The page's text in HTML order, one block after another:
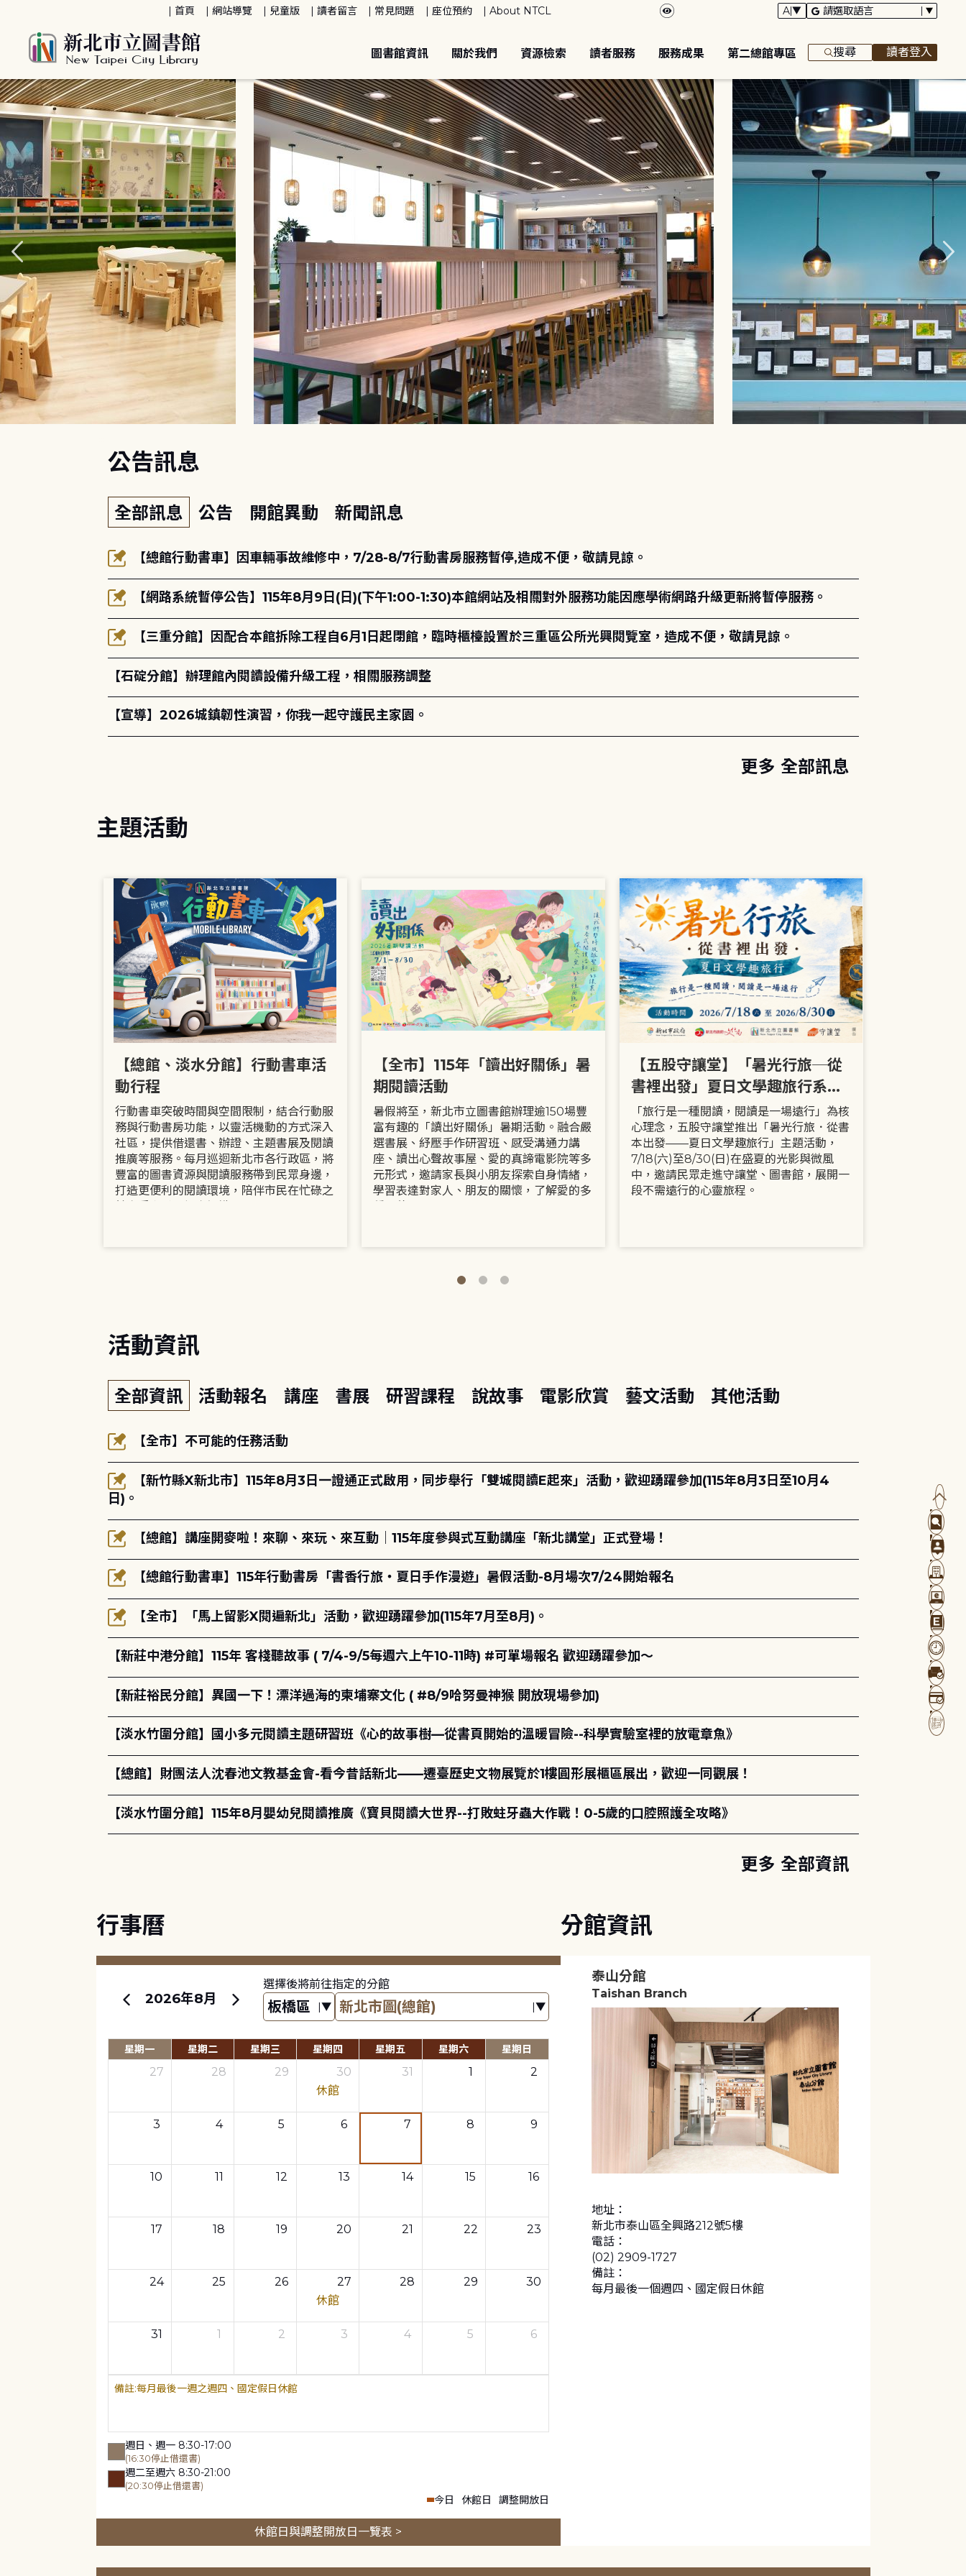
首頁 網站導覽 兒童版 讀者留言 常見問題 座位預約 About NTCL
圖書館資訊 關於我們 資源檢索 讀者服務 服務成果 第二總館專區 搜尋 讀者登入
公告訊息
全部訊息 公告 開館異動 新聞訊息
【總館行動書車】因車輛事故維修中，7/28-8/7行動書房服務暫停,造成不便，敬請見諒。
【網路系統暫停公告】115年8月9日(日)(下午1:00-1:30)本館網站及相關對外服務功能因應學術網路升級更新將暫停服務。
【三重分館】因配合本館拆除工程自6月1日起閉館，臨時櫃檯設置於三重區公所光興閱覽室，造成不便，敬請見諒。
【石碇分館】辦理館內閱讀設備升級工程，相關服務調整
【宣導】2026城鎮韌性演習，你我一起守護民主家園。
更多 全部訊息
主題活動
【總館、淡水分館】行動書車活
動行程
行動書車突破時間與空間限制，結合行動服
務與行動書房功能，以靈活機動的方式深入
社區，提供借還書、辦證、主題書展及閱讀
推廣等服務。每月巡迴新北市各行政區，將
豐富的圖書資源與閱讀服務帶到民眾身邊，
打造更便利的閱讀環境，陪伴市民在忙碌之
【全市】115年「讀出好關係」暑
期閱讀活動
暑假將至，新北市立圖書館辦理逾150場豐
富有趣的「讀出好關係」暑期活動。融合嚴
選書展、紓壓手作研習班、感受溝通力講
座、讀出心聲故事屋、愛的真諦電影院等多
元形式，邀請家長與小朋友探索自身情緒，
學習表達對家人、朋友的關懷，了解愛的多
【五股守讓堂】「暑光行旅─從
書裡出發」夏日文學趣旅行系列
活動
「旅行是一種閱讀，閱讀是一場遠行」為核
心理念，五股守讓堂推出「暑光行旅．從書
本出發——夏日文學趣旅行」主題活動，
7/18(六)至8/30(日)在盛夏的光影與微風
中，邀請民眾走進守讓堂、圖書館，展開一
段不需遠行的心靈旅程。
活動資訊
全部資訊 活動報名 講座 書展 研習課程 說故事 電影欣賞 藝文活動 其他活動
【全市】不可能的任務活動
【新竹縣X新北市】115年8月3日一證通正式啟用，同步舉行「雙城閱讀E起來」活動，歡迎踴躍參加(115年8月3日至10月4
日)。
【總館】講座開麥啦！來聊、來玩、來互動｜115年度參與式互動講座「新北講堂」正式登場！
【總館行動書車】115年行動書房「書香行旅・夏日手作漫遊」暑假活動-8月場次7/24開始報名
【全市】「馬上留影X閱遍新北」活動，歡迎踴躍參加(115年7月至8月)。
【新莊中港分館】115年 客棧聽故事 ( 7/4-9/5每週六上午10-11時) #可單場報名 歡迎踴躍參加～
【新莊裕民分館】異國一下！漂洋過海的柬埔寨文化 ( #8/9哈努曼神猴 開放現場參加)
【淡水竹圍分館】國小多元閱讀主題研習班《心的故事樹—從書頁開始的溫暖冒險--科學實驗室裡的放電章魚》
【總館】財團法人沈春池文教基金會-看今昔話新北——遷臺歷史文物展覽於1樓圓形展櫃區展出，歡迎一同觀展！
【淡水竹圍分館】115年8月嬰幼兒閱讀推廣《寶貝閱讀大世界--打敗蛀牙蟲大作戰！0-5歲的口腔照護全攻略》
更多 全部資訊
行事曆
2026年8月
選擇後將前往指定的分館
星期一 星期二 星期三 星期四 星期五 星期六 星期日
27 28 29
30
休館
31 1 2
3 4 5 6 7 8 9
10 11 12 13 14 15 16
17 18 19 20 21 22 23
24 25 26
27
休館
28 29 30
31 1 2 3 4 5 6
每月最後一週之週四、國定假日休館
週日、週一 8:30-17:00
(16:30停止借還書)
週二至週六 8:30-21:00
(20:30停止借還書)
今日 休館日 調整開放日
休館日與調整開放日一覽表 >
分館資訊
泰山分館
Taishan Branch
地址：
新北市泰山區全興路212號5樓
電話：
(02) 2909-1727
備註：
每月最後一個週四、國定假日休館